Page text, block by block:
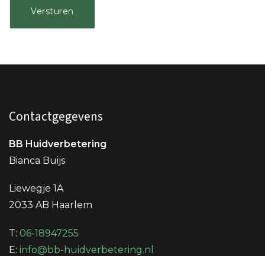
Contactgegevens
BB Huidverbetering
Bianca Buijs
Liewegje 1A
2033 AB Haarlem
T: 06-18947255
E: info@bb-huidverbetering.nl